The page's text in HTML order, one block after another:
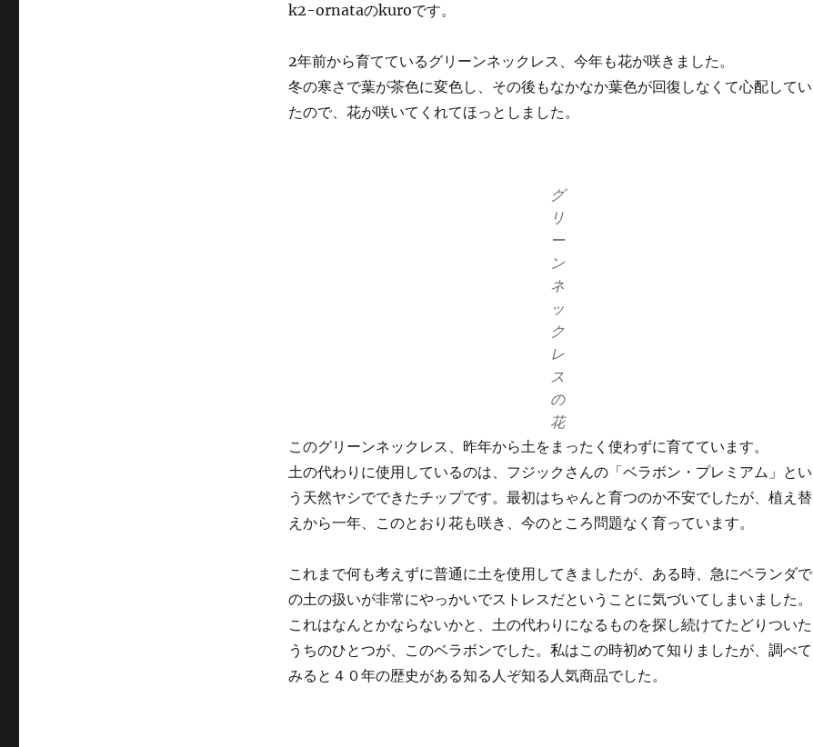
k2-ornataのkuroです。
2年前から育てているグリーンネックレス、今年も花が咲きました。
冬の寒さで葉が茶色に変色し、その後もなかなか葉色が回復しなくて心配してい
たので、花が咲いてくれてほっとしました。
グ
リ
ー
ン
ネ
ッ
ク
レ
ス
の
花
このグリーンネックレス、昨年から土をまったく使わずに育てています。
土の代わりに使用しているのは、フジックさんの「ベラボン・プレミアム」とい
う天然ヤシでできたチップです。最初はちゃんと育つのか不安でしたが、植え替
えから一年、このとおり花も咲き、今のところ問題なく育っています。
これまで何も考えずに普通に土を使用してきましたが、ある時、急にベランダで
の土の扱いが非常にやっかいでストレスだということに気づいてしまいました。
これはなんとかならないかと、土の代わりになるものを探し続けてたどりついた
うちのひとつが、このベラボンでした。私はこの時初めて知りましたが、調べて
みると４０年の歴史がある知る人ぞ知る人気商品でした。